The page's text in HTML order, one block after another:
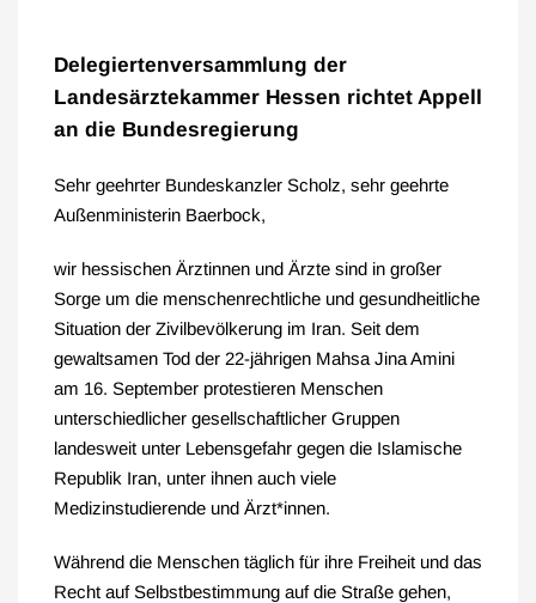
Delegiertenversammlung der
Landesärztekammer Hessen richtet Appell
an die Bundesregierung
Sehr geehrter Bundeskanzler Scholz, sehr geehrte
Außenministerin Baerbock,
wir hessischen Ärztinnen und Ärzte sind in großer
Sorge um die menschenrechtliche und gesundheitliche
Situation der Zivilbevölkerung im Iran. Seit dem
gewaltsamen Tod der 22-jährigen Mahsa Jina Amini
am 16. September protestieren Menschen
unterschiedlicher gesellschaftlicher Gruppen
landesweit unter Lebensgefahr gegen die Islamische
Republik Iran, unter ihnen auch viele
Medizinstudierende und Ärzt*innen.
Während die Menschen täglich für ihre Freiheit und das
Recht auf Selbstbestimmung auf die Straße gehen,